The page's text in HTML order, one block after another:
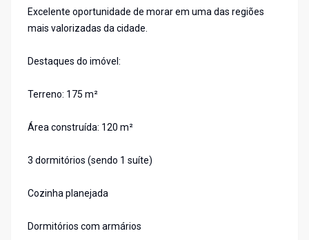
Excelente oportunidade de morar em uma das regiões
mais valorizadas da cidade.
Destaques do imóvel:
Terreno: 175 m²
Área construída: 120 m²
3 dormitórios (sendo 1 suíte)
Cozinha planejada
Dormitórios com armários